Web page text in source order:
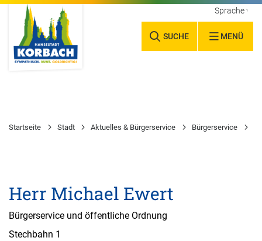
SUCHE MENÜ
Sprache
Startseite Stadt Aktuelles & Bürgerservice Bürgerservice
Herr Michael Ewert
Bürgerservice und öffentliche Ordnung
Stechbahn 1